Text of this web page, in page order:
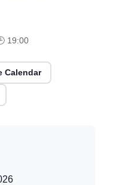
19:00
Calendar